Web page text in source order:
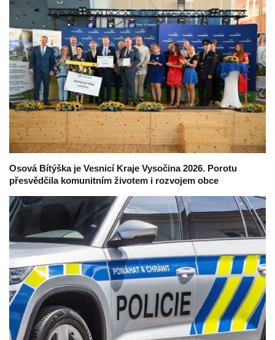
Osová Bítýška je Vesnicí Kraje Vysočina 2026. Porotu
přesvědčila komunitním životem i rozvojem obce